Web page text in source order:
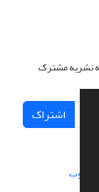
نشریه مشترک
اشتراک
سیناوب